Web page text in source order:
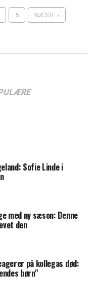
5 NÆSTE ›
Sofie Linde i
med ny sæson: Denne
den
på kollegas død:
børn"